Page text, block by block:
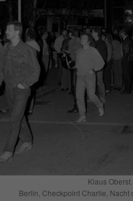
Klaus Oberst.
Berlin, Checkpoint Charlie, Nacht